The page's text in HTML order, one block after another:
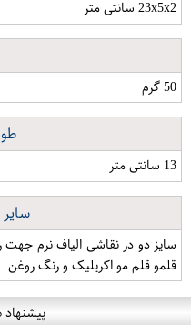
23x5x2 سانتی متر
50 گرم
13 سانتی متر
سایز دو در نقاشی الیاف نرم
قلمو قلم مو اکریلیک و رنگ روغن